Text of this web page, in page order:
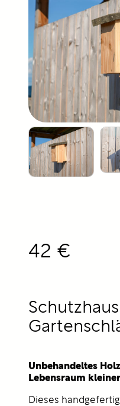
Unbehandeltes
Lebensraum
Dieses
42 €